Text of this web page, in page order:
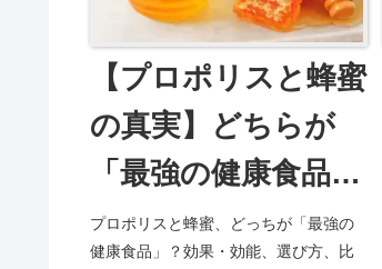
【プロポリスと蜂蜜
の真実】どちらが
「最強の健康食品」
なのか？
プロポリスと蜂蜜、どっちが「最強の
健康食品」？効果・効能、選び方、比